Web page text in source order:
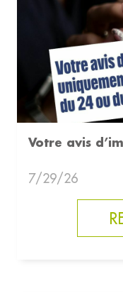
Votre avis
7/29/26